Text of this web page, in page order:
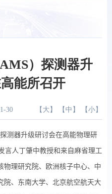
）探测器升
能所召开
30 【 大 】 【 中 】 【 小 】
探测器升级研讨会在高能物理研
言人丁肇中教授和来自麻省理工
物理研究院、欧洲核子中心、中
院、东南大学、北京航空航天大